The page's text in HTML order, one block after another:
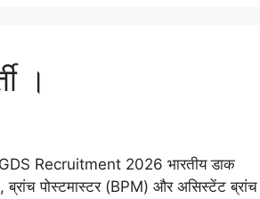
।
GDS Recruitment 2026 भारतीय डाक
पोस्टमास्टर (BPM) और असिस्टेंट ब्रांच